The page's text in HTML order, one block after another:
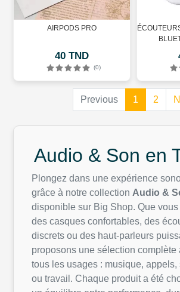
AIRPODS PRO
40 TND
(0)
Previous 1 (current)
2
Audio & Son en
Plongez dans une expérience
grâce à notre collection Audio &
disponible sur Big Shop. Que
des casques confortables, des
discrets ou des haut-parleurs
proposons une sélection complète
tous les usages : musique, appels,
ou travail. Chaque produit a été